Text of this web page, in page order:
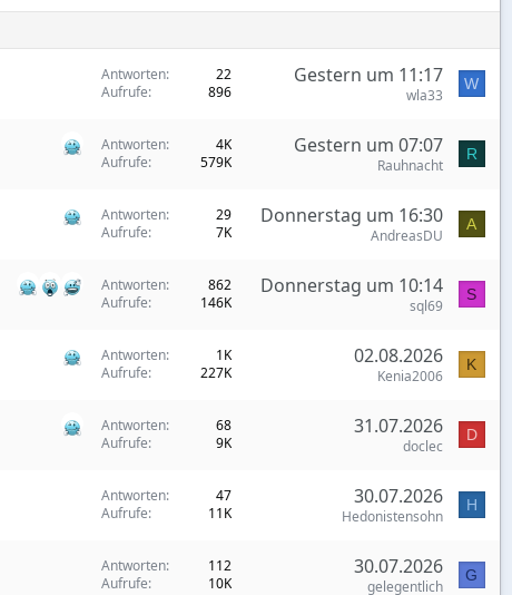
y
i
Antworten
22
Aufrufe
896
Gestern um 11:17
wla33
W
Antworten
4K
Aufrufe
579K
Gestern um 07:07
Rauhnacht
R
Antworten
29
Aufrufe
7K
Donnerstag um 16:30
AndreasDU
A
Antworten
862
Aufrufe
146K
Donnerstag um 10:14
sql69
S
Antworten
1K
Aufrufe
227K
02.08.2026
Kenia2006
K
Antworten
68
Aufrufe
9K
31.07.2026
doclec
D
Antworten
47
Aufrufe
11K
30.07.2026
Hedonistensohn
H
Antworten
112
Aufrufe
10K
30.07.2026
gelegentlich
G